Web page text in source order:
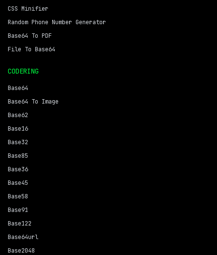
CSS Minifier
Random Phone Number Generator
Base64 To PDF
File To Base64
CODERING
Base64
Base64 To Image
Base62
Base16
Base32
Base85
Base36
Base45
Base58
Base91
Base122
Base64url
Base2048